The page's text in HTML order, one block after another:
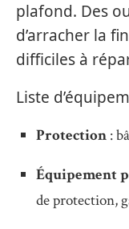
plafond. Des
d’arracher la
difficiles à
Liste
Protection :
Équipement
de protection,